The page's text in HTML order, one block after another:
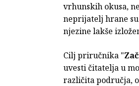
vrhunskih okusa,
neprijatelj hrane
njezine lakše
Cilj priručnika "
uvesti čitatelja u
različita područja,